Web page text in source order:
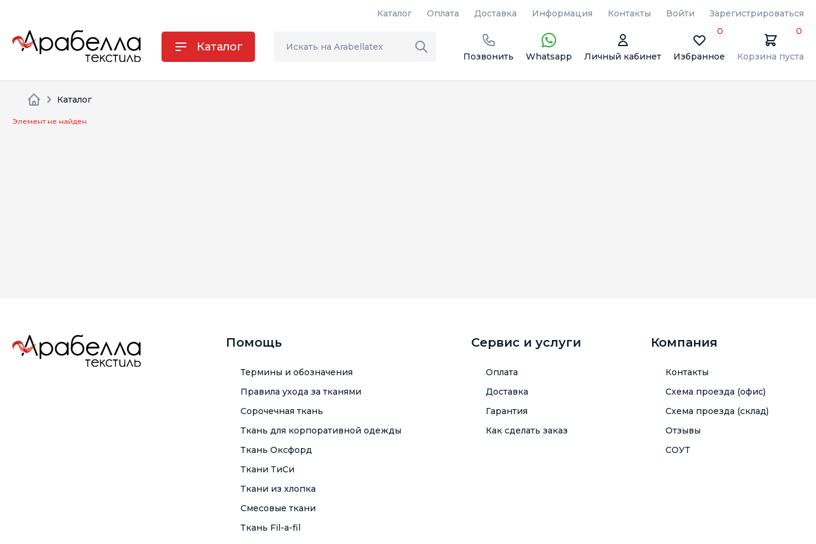
Каталог Оплата Доставка Информация Контакты Войти Зарегистрироваться
Каталог
Позвонить Whatsapp Личный кабинет Избранное
0
Корзина пуста
0
Каталог
Элемент не найден
Помощь
Термины и обозначения
Правила ухода за тканями
Сорочечная ткань
Ткань для корпоративной одежды
Ткань Оксфорд
Ткани ТиСи
Ткани из хлопка
Смесовые ткани
Ткань Fil-a-fil
Сервис и услуги
Оплата
Доставка
Гарантия
Как сделать заказ
Компания
Контакты
Схема проезда (офис)
Схема проезда (склад)
Отзывы
СОУТ